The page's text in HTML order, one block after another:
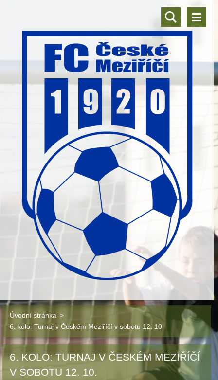
Úvodní stránka >
6. kolo: Turnaj v Českém Meziříčí v sobotu 12. 10.
6. KOLO: TURNAJ V ČESKÉM MEZIŘÍČÍ
V SOBOTU 12. 10.